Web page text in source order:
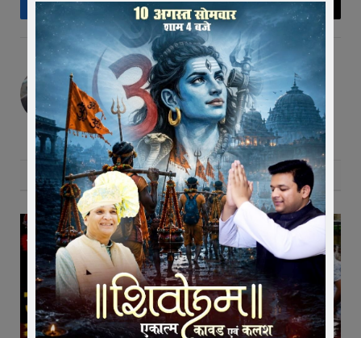
FacebookTwitter PinterestLinkedInTumblr TelegramEmail
Editor
RELATEDPOSTS